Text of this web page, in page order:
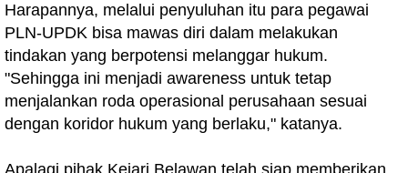
Harapannya, melalui penyuluhan itu para pegawai
PLN-UPDK bisa mawas diri dalam melakukan
tindakan yang berpotensi melanggar hukum.
"Sehingga ini menjadi awareness untuk tetap
menjalankan roda operasional perusahaan sesuai
dengan koridor hukum yang berlaku," katanya.
Apalagi pihak Kejari Belawan telah siap memberikan